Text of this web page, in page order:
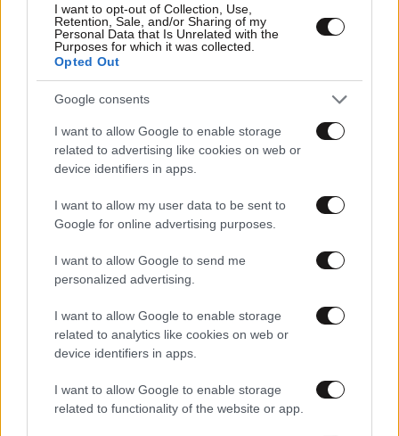
I want to opt-out of Collection, Use,
Retention, Sale, and/or Sharing of my
Personal Data that Is Unrelated with the
Purposes for which it was collected.
Opted Out
Google consents
I want to allow Google to enable storage
related to advertising like cookies on web or
device identifiers in apps.
I want to allow my user data to be sent to
Google for online advertising purposes.
I want to allow Google to send me
personalized advertising.
I want to allow Google to enable storage
related to analytics like cookies on web or
device identifiers in apps.
I want to allow Google to enable storage
related to functionality of the website or app.
Η Τουρκία μειώνει το βάρος της λίρας – Η παραγωγή
των κερμάτων κοστίζει περισσότερο από την αξία τους